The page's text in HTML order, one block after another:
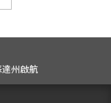
達州啟航